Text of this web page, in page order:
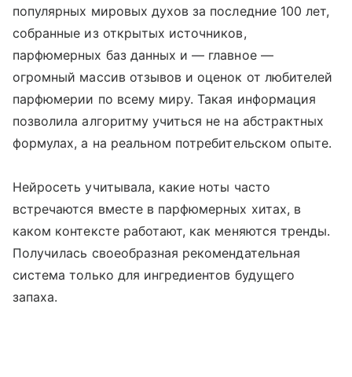
популярных мировых духов за последние 100 лет,
собранные из открытых источников,
парфюмерных баз данных и ― главное ―
огромный массив отзывов и оценок от любителей
парфюмерии по всему миру. Такая информация
позволила алгоритму учиться не на абстрактных
формулах, а на реальном потребительском опыте.
Нейросеть учитывала, какие ноты часто
встречаются вместе в парфюмерных хитах, в
каком контексте работают, как меняются тренды.
Получилась своеобразная рекомендательная
система только для ингредиентов будущего
запаха.